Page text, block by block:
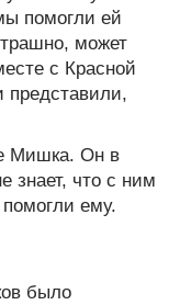
помогли ей
может
с Красной
представили,
Мишка. Он в
знает, что с ним
ему.
было